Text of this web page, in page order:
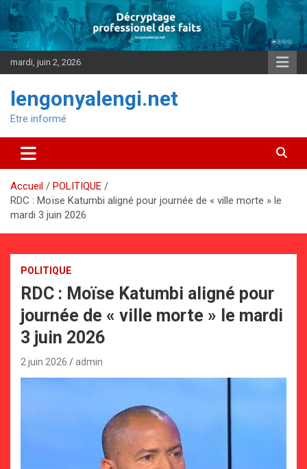
Aller
contenu
mardi, juin 2, 2026
lengonyalengi.net
Etre informé
Accueil
POLITIQUE
RDC : Moïse Katumbi aligné pour journée de « ville morte » le
mardi 3 juin 2026
POLITIQUE
RDC : Moïse Katumbi aligné pour
journée de « ville morte » le mardi
3 juin 2026
2 juin 2026 admin